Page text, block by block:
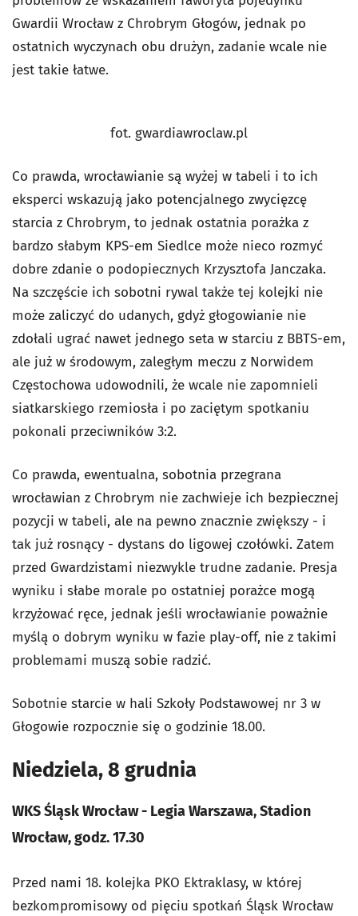
Gwardii Wrocław z Chrobrym Głogów, jednak po
ostatnich wyczynach obu drużyn, zadanie wcale nie
jest takie łatwe.
fot. gwardiawroclaw.pl
Co prawda, wrocławianie są wyżej w tabeli i to ich
eksperci wskazują jako potencjalnego zwycięzcę
starcia z Chrobrym, to jednak ostatnia porażka z
bardzo słabym KPS-em Siedlce może nieco rozmyć
dobre zdanie o podopiecznych Krzysztofa Janczaka.
Na szczęście ich sobotni rywal także tej kolejki nie
może zaliczyć do udanych, gdyż głogowianie nie
zdołali ugrać nawet jednego seta w starciu z BBTS-em,
ale już w środowym, zaległym meczu z Norwidem
Częstochowa udowodnili, że wcale nie zapomnieli
siatkarskiego rzemiosła i po zaciętym spotkaniu
pokonali przeciwników 3:2.
Co prawda, ewentualna, sobotnia przegrana
wrocławian z Chrobrym nie zachwieje ich bezpiecznej
pozycji w tabeli, ale na pewno znacznie zwiększy - i
tak już rosnący - dystans do ligowej czołówki. Zatem
przed Gwardzistami niezwykle trudne zadanie. Presja
wyniku i słabe morale po ostatniej porażce mogą
krzyżować ręce, jednak jeśli wrocławianie poważnie
myślą o dobrym wyniku w fazie play-off, nie z takimi
problemami muszą sobie radzić.
Sobotnie starcie w hali Szkoły Podstawowej nr 3 w
Głogowie rozpocznie się o godzinie 18.00.
Niedziela, 8 grudnia
WKS Śląsk Wrocław - Legia Warszawa, Stadion
Wrocław, godz. 17.30
Przed nami 18. kolejka PKO Ektraklasy, w której
bezkompromisowy od pięciu spotkań Śląsk Wrocław